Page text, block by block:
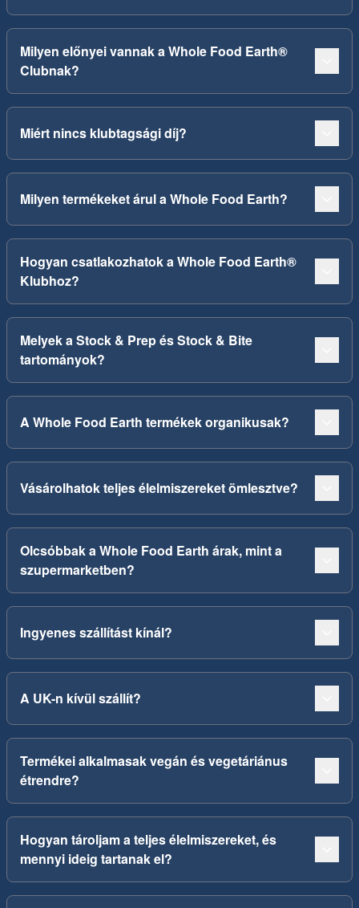
Milyen előnyei vannak a Whole Food Earth®
Clubnak?
Miért nincs klubtagsági díj?
Milyen termékeket árul a Whole Food Earth?
Hogyan csatlakozhatok a Whole Food Earth®
Klubhoz?
Melyek a Stock & Prep és Stock & Bite
tartományok?
A Whole Food Earth termékek organikusak?
Vásárolhatok teljes élelmiszereket ömlesztve?
Olcsóbbak a Whole Food Earth árak, mint a
szupermarketben?
Ingyenes szállítást kínál?
A UK-n kívül szállít?
Termékei alkalmasak vegán és vegetáriánus
étrendre?
Hogyan tároljam a teljes élelmiszereket, és
mennyi ideig tartanak el?